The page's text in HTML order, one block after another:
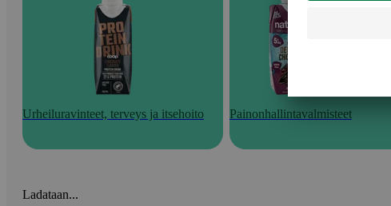
Urheiluravinteet, terveys ja itsehoito Painonhallintavalmisteet
Ladataan...